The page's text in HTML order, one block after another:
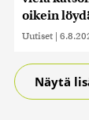
oikein
Uutiset |
Näytä